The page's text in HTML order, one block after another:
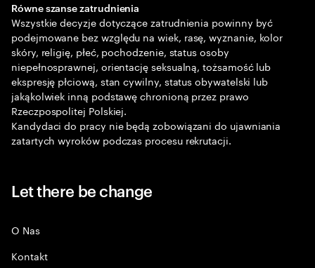
Równe szanse zatrudnienia
Wszystkie decyzje dotyczące zatrudnienia powinny być
podejmowane bez względu na wiek, rasę, wyznanie, kolor
skóry, religię, płeć, pochodzenie, status osoby
niepełnosprawnej, orientację seksualną, tożsamość lub
ekspresję płciową, stan cywilny, status obywatelski lub
jakąkolwiek inną podstawę chronioną przez prawo
Rzeczpospolitej Polskiej.
Kandydaci do pracy nie będą zobowiązani do ujawniania
zatartych wyroków podczas procesu rekrutacji.
Let there be change
O Nas
Kontakt